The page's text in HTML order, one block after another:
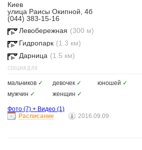
Киев
улица Раисы Окипной, 4б
(044) 383-15-16
Левобережная (300 м)
Гидропарк (1.3 км)
Дарница (1.5 км)
СЕКЦИЯ ДЛЯ
мальчиков ✓ девочек ✓ юношей ✓
мужчин ✓ женщин ✓
Фото (7) + Видео (1)
Расписание
2016.09.09